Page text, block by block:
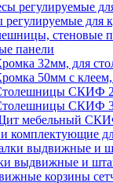
регулируемые для
панели
32мм, для
50мм с
СКИФ
СКИФ
мебельный
комплектующие
выдвижные и